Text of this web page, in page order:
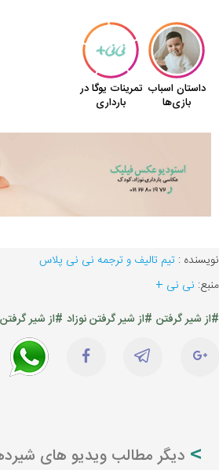
نویسنده : تیم تالیف و ترجمه نی نی پلاس
منبع: نی نی +
#از شیر گرفتن #از شیر گرفتن نوزاد #از شیر
دیگر مطالب ویدیو های